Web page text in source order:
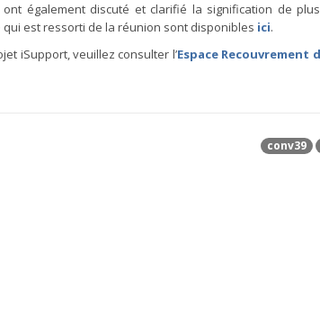
également discuté et clarifié la signification de
qui est ressorti de la réunion sont disponibles ici.
iSupport, veuillez consulter l’Espace Recouvrement
conv39